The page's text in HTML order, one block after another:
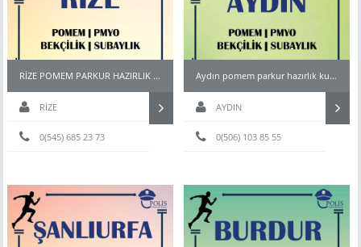
RİZE POMEM PARKUR HAZIRLIK KURSU
RİZE
0(545) 685 23 73
Aydın pomem parkur hazırlık kursları
AYDIN
0(506) 103 85 55